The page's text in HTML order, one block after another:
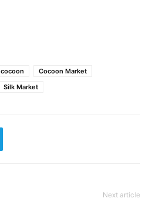
cocoon
Cocoon Market
Silk Market
Next article